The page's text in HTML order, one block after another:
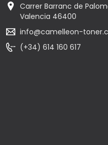
Carrer Barranc de
Valencia 46400
info@camelleon-
(+34) 614 160 617